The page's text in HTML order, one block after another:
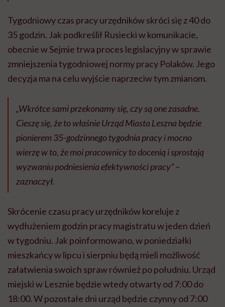
Tygodniowy czas pracy urzędników skróci się z 40 do
35 godzin. Jak podkreślił Rusiecki w komunikacie,
obecnie w Sejmie trwa proces legislacyjny w sprawie
zmniejszenia tygodniowej normy pracy Polaków. Jego
decyzja ma na celu wyjście naprzeciw tym zmianom.
„Wkrótce sami przekonamy się, czy są one zasadne.
Cieszę się, że to właśnie Urząd Miasta Leszna będzie
pionierem 35-godzinnego tygodnia pracy i mocno
wierzę w to, że moi pracownicy to docenią i sprostają
wyzwaniu podniesienia efektywności pracy” –
zaznaczył.
Skrócenie czasu pracy urzędników koreluje z
wydłużeniem godzin pracy magistratu w jeden dzień
w tygodniu. Jak poinformowano, w poniedziałki
mieszkańcy w lipcu i sierpniu będą mieli możliwość
załatwienia swoich spraw również po południu. Urząd
miejski w Lesznie będzie wtedy otwarty od 7:00 do
18:00. W pozostałe dni urząd będzie czynny od 7:00